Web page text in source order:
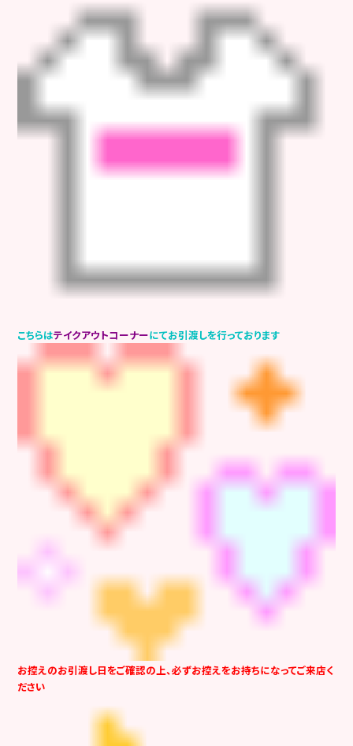
こちらはテイクアウトコーナーにてお引渡しを行っております
お控えのお引渡し日をご確認の上、必ずお控えをお持ちになってご来店く
ださい